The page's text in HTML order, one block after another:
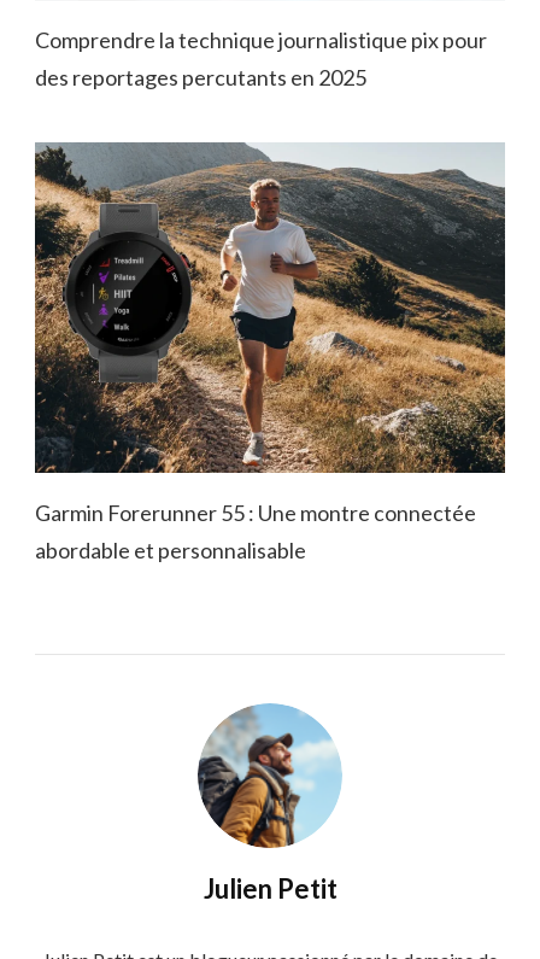
Comprendre la technique journalistique pix pour
des reportages percutants en 2025
Garmin Forerunner 55 : Une montre connectée
abordable et personnalisable
Julien Petit